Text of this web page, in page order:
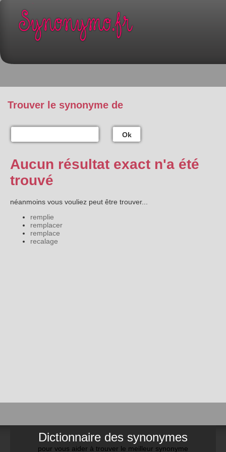
Trouver le synonyme de
Ok
Aucun résultat exact n'a été
trouvé
néanmoins vous vouliez peut être trouver...
remplie
remplacer
remplace
recalage
Dictionnaire des synonymes
pour vous aider à trouver le meilleur synonyme